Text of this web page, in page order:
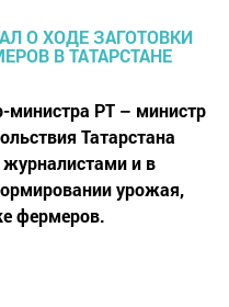
министра РТ – министр
Татарстана
журналистами и в
урожая,
фермеров.